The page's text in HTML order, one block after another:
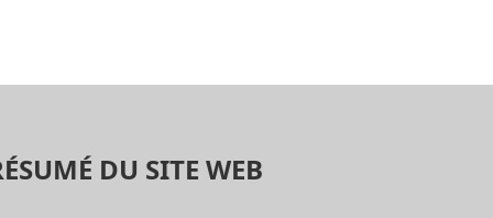
DU SITE WEB